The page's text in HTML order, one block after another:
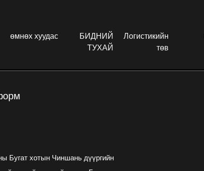
өмнөх хуудас
БИДНИЙ
ТУХАЙ
Логистикийн
төв
Бугат хотын Чиншань дүүргийн